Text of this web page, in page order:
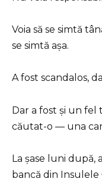
Voia să se simtă
se simtă așa.
A fost scandalos,
Dar a fost și un fel
căutat-o — una
La șase luni
bancă din Insulele